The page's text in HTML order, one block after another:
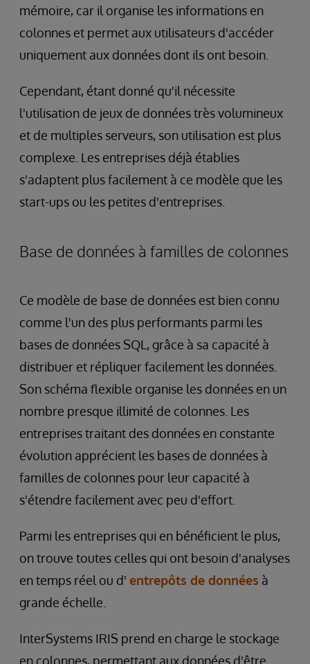
mémoire, car il organise les informations en
colonnes et permet aux utilisateurs d'accéder
uniquement aux données dont ils ont besoin.
Cependant, étant donné qu'il nécessite
l'utilisation de jeux de données très volumineux
et de multiples serveurs, son utilisation est plus
complexe. Les entreprises déjà établies
s'adaptent plus facilement à ce modèle que les
start-ups ou les petites d'entreprises.
Base de données à familles de colonnes
Ce modèle de base de données est bien connu
comme l'un des plus performants parmi les
bases de données SQL, grâce à sa capacité à
distribuer et répliquer facilement les données.
Son schéma flexible organise les données en un
nombre presque illimité de colonnes. Les
entreprises traitant des données en constante
évolution apprécient les bases de données à
familles de colonnes pour leur capacité à
s'étendre facilement avec peu d'effort.
Parmi les entreprises qui en bénéficient le plus,
on trouve toutes celles qui ont besoin d'analyses
en temps réel ou d' entrepôts de données à
grande échelle.
InterSystems IRIS prend en charge le stockage
en colonnes, permettant aux données d'être